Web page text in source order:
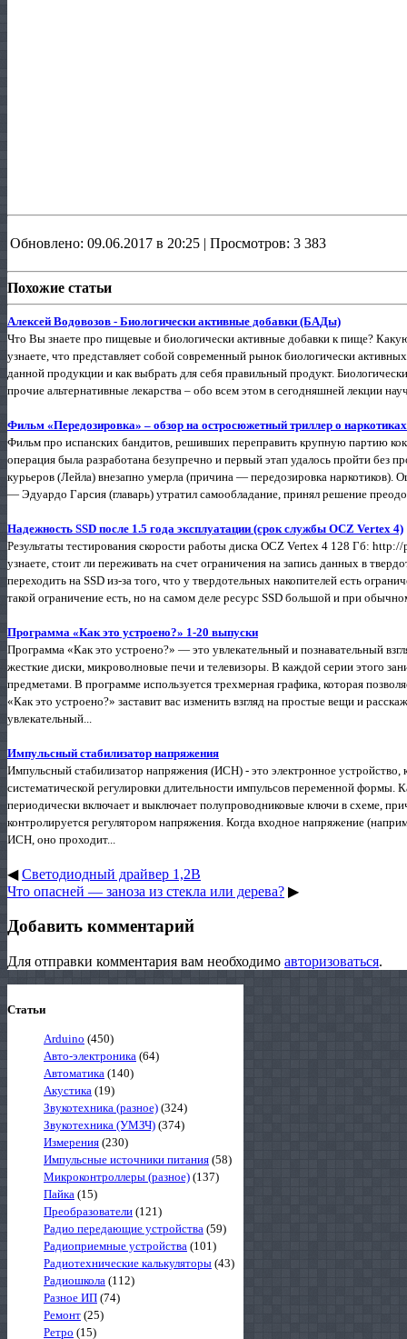
Обновлено: 09.06.2017 в 20:25 | Просмотров: 3 383
Похожие статьи
Алексей Водовозов - Биологически активные добавки (БАДы)
Что Вы знаете про пищевые и биологически активные добавки к пище?
узнаете, что представляет собой современный рынок биологически
данной продукции и как выбрать для себя правильный продукт.
прочие альтернативные лекарства – обо всем этом в сегодняшней лекции
Фильм «Передозировка» – обзор на остросюжетный триллер о
Фильм про испанских бандитов, решивших переправить крупную партию
операция была разработана безупречно и первый этап удалось пройти без
курьеров (Лейла) внезапно умерла (причина — передозировка наркотиков).
— Эдуардо Гарсия (главарь) утратил самообладание, принял решение
Надежность SSD после 1.5 года эксплуатации (срок службы OCZ Vertex 4)
Результаты тестирования скорости работы диска OCZ Vertex 4 128 Гб:
узнаете, стоит ли переживать на счет ограничения на запись данных в
переходить на SSD из-за того, что у твердотельных накопителей есть
такой ограничение есть, но на самом деле ресурс SSD большой и при
Программа «Как это устроено?» 1-20 выпуски
Программа «Как это устроено?» — это увлекательный и познавательный
жесткие диски, микроволновые печи и телевизоры. В каждой серии этого
предметами. В программе используется трехмерная графика, которая
«Как это устроено?» заставит вас изменить взгляд на простые вещи и
увлекательный...
Импульсный стабилизатор напряжения
Импульсный стабилизатор напряжения (ИСН) - это электронное устройство,
систематической регулировки длительности импульсов переменной формы.
периодически включает и выключает полупроводниковые ключи в схеме,
контролируется регулятором напряжения. Когда входное напряжение
ИСН, оно проходит...
◀Светодиодный драйвер 1,2В
Что опасней — заноза из стекла или дерева? ▶
Добавить комментарий
Для отправки комментария вам необходимо авторизоваться.
Статьи
Arduino (450)
Авто-электроника (64)
Автоматика (140)
Акустика (19)
Звукотехника (разное) (324)
Звукотехника (УМЗЧ) (374)
Измерения (230)
Импульсные источники питания (58)
Микроконтроллеры (разное) (137)
Пайка (15)
Преобразователи (121)
Радио передающие устройства (59)
Радиоприемные устройства (101)
Радиотехнические калькуляторы (43)
Радиошкола (112)
Разное ИП (74)
Ремонт (25)
Ретро (15)